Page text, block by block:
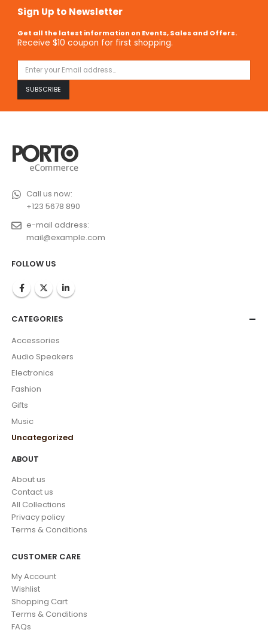
Sign Up to Newsletter
Get all the latest information on Events, Sales and Offers.
Receive $10 coupon for first shopping.
Call us now:
+123 5678 890
e-mail address:
mail@example.com
FOLLOW US
CATEGORIES
Accessories
Audio Speakers
Electronics
Fashion
Gifts
Music
Uncategorized
ABOUT
About us
Contact us
All Collections
Privacy policy
Terms & Conditions
CUSTOMER CARE
My Account
Wishlist
Shopping Cart
Terms & Conditions
FAQs